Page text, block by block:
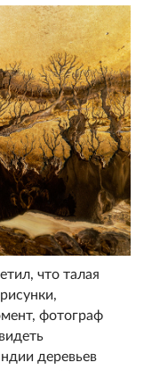
что талая
фотограф
деревьев